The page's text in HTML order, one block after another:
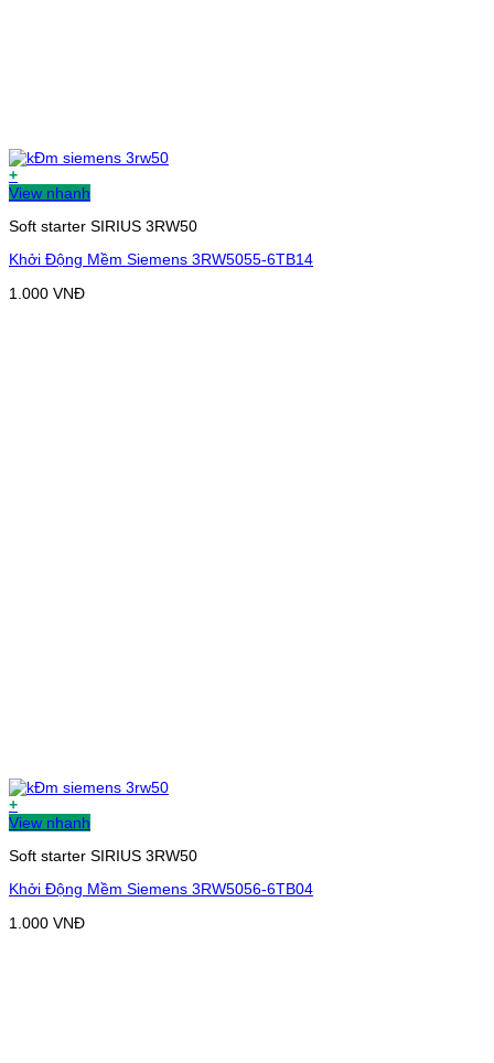
+
View nhanh
Soft starter SIRIUS 3RW50
Khởi Động Mềm Siemens 3RW5055-6TB14
1.000 VNĐ
+
View nhanh
Soft starter SIRIUS 3RW50
Khởi Động Mềm Siemens 3RW5056-6TB04
1.000 VNĐ